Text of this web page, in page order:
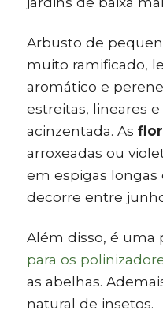
Arbusto de
muito ramificado,
aromático e
estreitas, lineares
acinzentada. As
arroxeadas ou
em espigas longas
decorre entre
Além disso, é
para os
as abelhas.
natural de insetos.